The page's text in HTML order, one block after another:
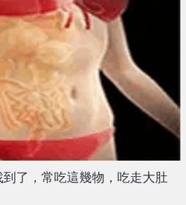
了，常吃這幾物，吃走大肚